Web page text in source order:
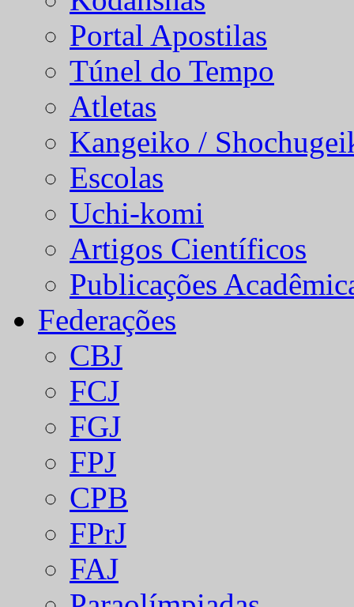
Portal Apostilas
Túnel do Tempo
Atletas
Kangeiko /
Escolas
Uchi-komi
Artigos Científicos
Publicações
Federações
CBJ
FCJ
FGJ
FPJ
CPB
FPrJ
FAJ